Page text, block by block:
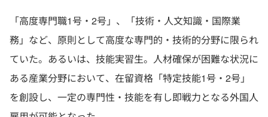
「高度専門職1号・2号」、「技術・人文知識・国際業
務」など、原則として高度な専門的・技術的分野に限られ
ていた。あるいは、技能実習生。人材確保が困難な状況に
ある産業分野において、在留資格「特定技能1号・2号」
を創設し、一定の専門性・技能を有し即戦力となる外国人